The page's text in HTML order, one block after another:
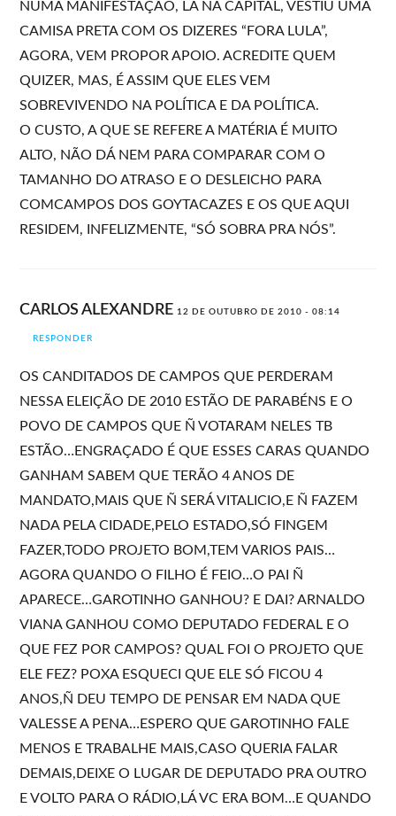
NUMA MANIFESTAÇÃO, LÁ NA CAPITAL, VESTIU UMA
CAMISA PRETA COM OS DIZERES “FORA LULA”,
AGORA, VEM PROPOR APOIO. ACREDITE QUEM
QUIZER, MAS, É ASSIM QUE ELES VEM
SOBREVIVENDO NA POLÍTICA E DA POLÍTICA.
O CUSTO, A QUE SE REFERE A MATÉRIA É MUITO
ALTO, NÃO DÁ NEM PARA COMPARAR COM O
TAMANHO DO ATRASO E O DESLEICHO PARA
COMCAMPOS DOS GOYTACAZES E OS QUE AQUI
RESIDEM, INFELIZMENTE, “SÓ SOBRA PRA NÓS”.
CARLOS ALEXANDRE 12 DE OUTUBRO DE 2010 - 08:14
RESPONDER
OS CANDITADOS DE CAMPOS QUE PERDERAM
NESSA ELEIÇÃO DE 2010 ESTÃO DE PARABÉNS E O
POVO DE CAMPOS QUE Ñ VOTARAM NELES TB
ESTÃO…ENGRAÇADO É QUE ESSES CARAS QUANDO
GANHAM SABEM QUE TERÃO 4 ANOS DE
MANDATO,MAIS QUE Ñ SERÁ VITALICIO,E Ñ FAZEM
NADA PELA CIDADE,PELO ESTADO,SÓ FINGEM
FAZER,TODO PROJETO BOM,TEM VARIOS PAIS…
AGORA QUANDO O FILHO É FEIO…O PAI Ñ
APARECE…GAROTINHO GANHOU? E DAI? ARNALDO
VIANA GANHOU COMO DEPUTADO FEDERAL E O
QUE FEZ POR CAMPOS? QUAL FOI O PROJETO QUE
ELE FEZ? POXA ESQUECI QUE ELE SÓ FICOU 4
ANOS,Ñ DEU TEMPO DE PENSAR EM NADA QUE
VALESSE A PENA…ESPERO QUE GAROTINHO FALE
MENOS E TRABALHE MAIS,CASO QUERIA FALAR
DEMAIS,DEIXE O LUGAR DE DEPUTADO PRA OUTRO
E VOLTO PARA O RÁDIO,LÁ VC ERA BOM…E QUANDO